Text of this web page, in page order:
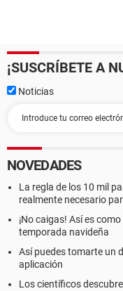
¡SUSCRÍBETE A
Noticias
NOVEDADES
La regla de los 10 mil
realmente necesario
¡No caigas! Así es
temporada navideña
Así puedes tomarte un
aplicación
Los científicos